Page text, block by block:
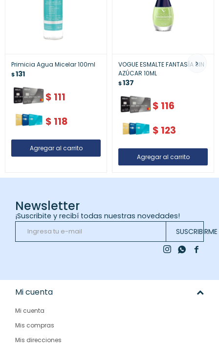
Primicia Agua Micelar 100ml
$131
$ 111
$ 118
VOGUE ESMALTE FANTASÍA SIN
AZÚCAR 10ML
$137
$ 116
$ 123
Newsletter
¡Suscribite y recibí todas nuestras novedades!
SUSCRIBIRME

 
Mi cuenta
Mi cuenta
Mis compras
Mis direcciones